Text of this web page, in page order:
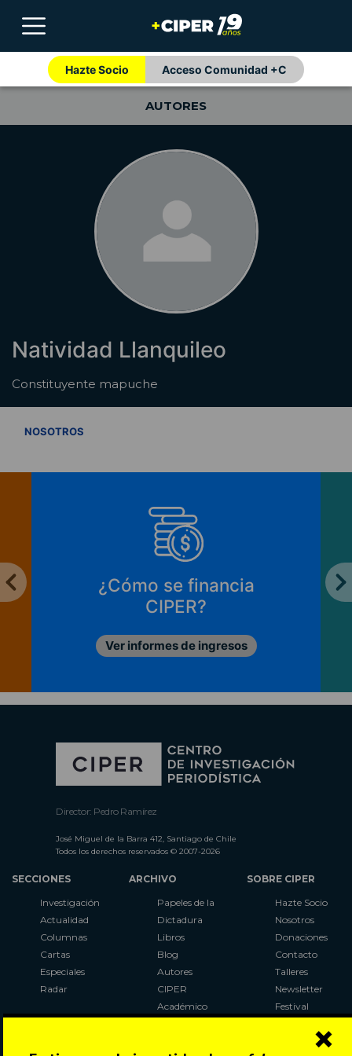
×
Hazte Socio Acceso Comunidad +C
AUTORES
Natividad Llanquileo
Constituyente mapuche
NOSOTROS
¿Cómo se financia
CIPER?
Ver informes de ingresos
Director: Pedro Ramírez
José Miguel de la Barra 412, Santiago de Chile
Todos los derechos reservados © 2007-2026
SECCIONES
Investigación
Actualidad
Columnas
Cartas
Especiales
Radar
ARCHIVO
Papeles de la
Dictadura
Libros
Blog
Autores
CIPER
Académico
SOBRE CIPER
Hazte Socio
Nosotros
Donaciones
Contacto
Talleres
Newsletter
Festival